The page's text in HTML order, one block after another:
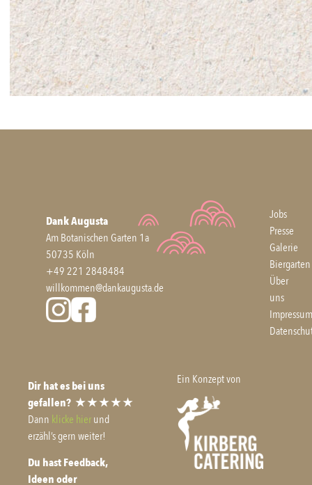
Dank Augusta
Am Botanischen Garten 1a
50735 Köln
+49 221 2848484
willkommen@dankaugusta.de
Jobs
Presse
Galerie
Biergarten
Über
uns
Impressum
Dir hat es bei uns
gefallen? ★ ★ ★ ★ ★
Dann klicke hierund
erzähl’s gern weiter!
Du hast Feedback,
Ideen oder
Ein Konzept von